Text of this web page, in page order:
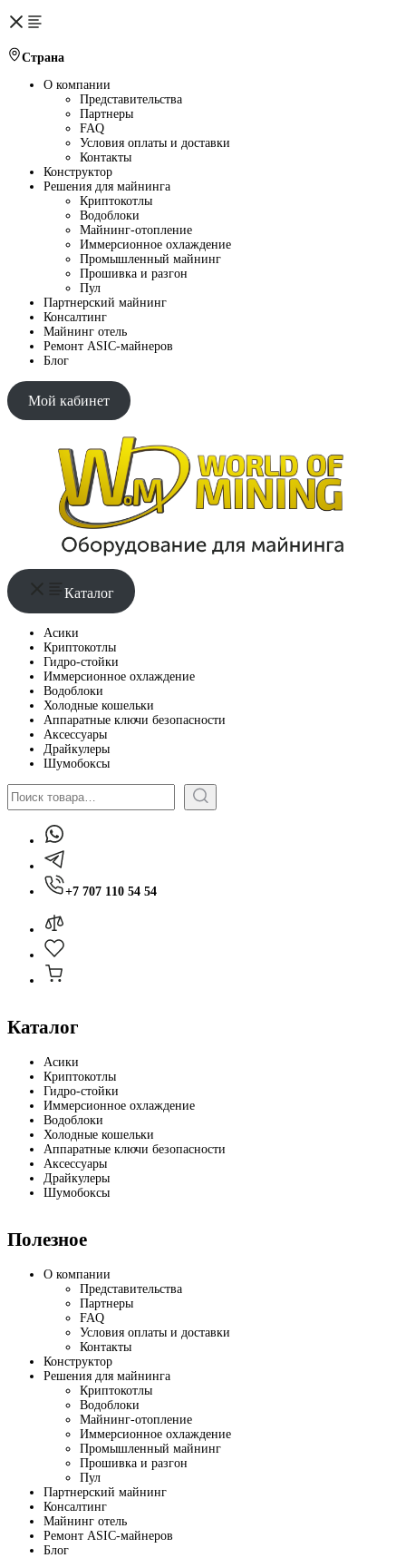
Страна
О компании
Представительства
Партнеры
FAQ
Условия оплаты и доставки
Контакты
Конструктор
Решения для майнинга
Криптокотлы
Водоблоки
Майнинг-отопление
Иммерсионное охлаждение
Промышленный майнинг
Прошивка и разгон
Пул
Партнерский майнинг
Консалтинг
Майнинг отель
Ремонт ASIC-майнеров
Блог
Мой кабинет
Каталог
Асики
Криптокотлы
Гидро-стойки
Иммерсионное охлаждение
Водоблоки
Холодные кошельки
Аппаратные ключи безопасности
Аксессуары
Драйкулеры
Шумобоксы
Поиск
+7 707 110 54 54
Каталог
Асики
Криптокотлы
Гидро-стойки
Иммерсионное охлаждение
Водоблоки
Холодные кошельки
Аппаратные ключи безопасности
Аксессуары
Драйкулеры
Шумобоксы
Полезное
О компании
Представительства
Партнеры
FAQ
Условия оплаты и доставки
Контакты
Конструктор
Решения для майнинга
Криптокотлы
Водоблоки
Майнинг-отопление
Иммерсионное охлаждение
Промышленный майнинг
Прошивка и разгон
Пул
Партнерский майнинг
Консалтинг
Майнинг отель
Ремонт ASIC-майнеров
Блог